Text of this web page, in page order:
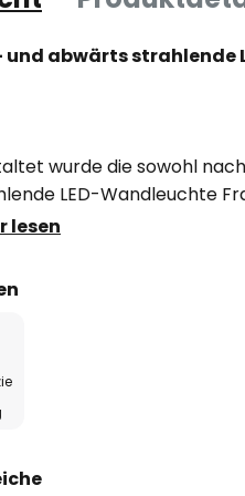
abwärts strahlende
wurde die sowohl
LED-Wandleuchte
Dante Donegani und
ist aus zwei
das innere sorgt für
nach oben sowie für die
W3 passt hervorragend
Fluren eine effektive
lesen